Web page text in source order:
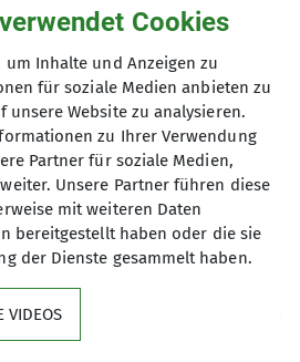
Rind
11
Cookies
um Inhalte und Anzeigen zu
für soziale Medien anbieten zu
Website zu analysieren.
zu Ihrer Verwendung
Partner für soziale Medien,
Unsere Partner führen diese
mit weiteren Daten
bereitgestellt haben oder die sie
der Dienste gesammelt haben.
VIDEOS